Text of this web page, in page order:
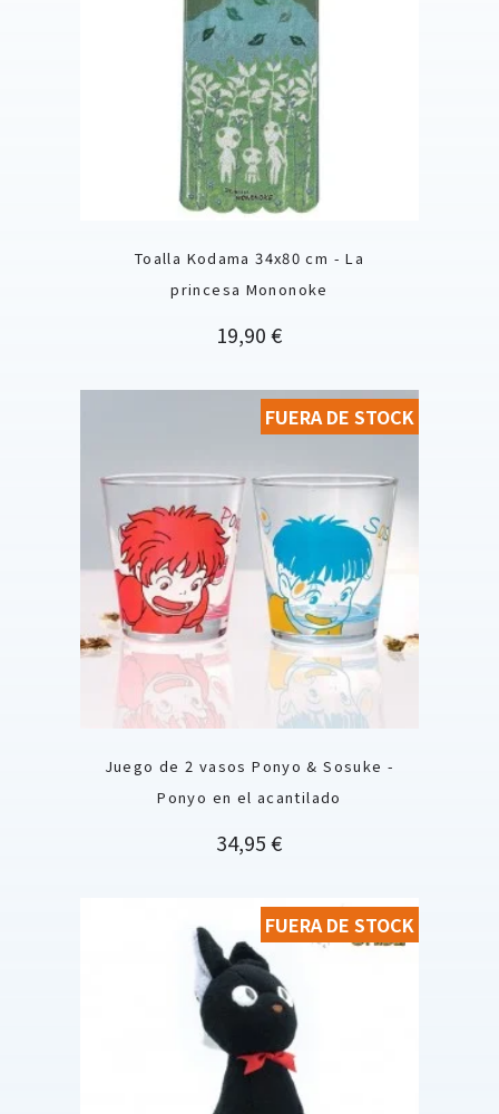
Toalla Kodama 34x80 cm - La
princesa Mononoke
Precio
19,90 €
Juego de 2 vasos Ponyo & Sosuke -
Ponyo en el acantilado
Precio
34,95 €
FUERA DE STOCK
FUERA DE STOCK